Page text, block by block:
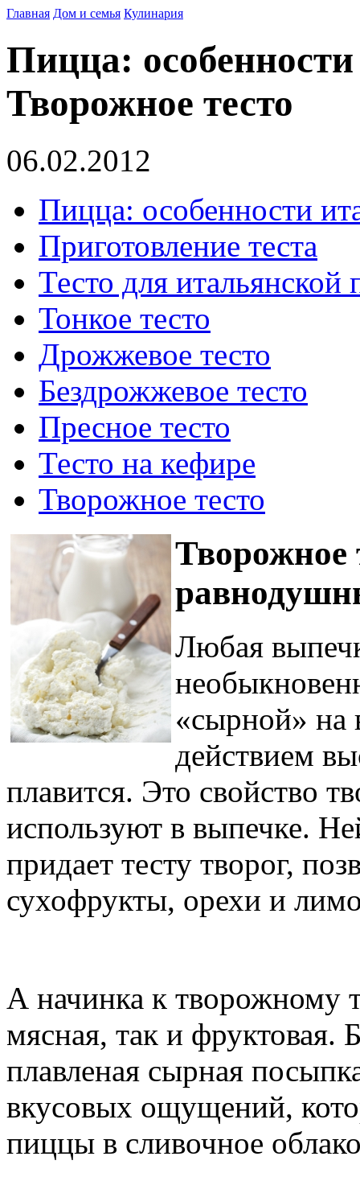
Главная Дом и семья Кулинария
Пицца:
Творожное тесто
06.02.2012
Пицца: особенности
Приготовление теста
Тесто для
Тонкое тесто
Дрожжевое тесто
Бездрожжевое тесто
Пресное тесто
Тесто на кефире
Творожное тесто
Творожное
Любая
«сырной» на
действием
плавится. Это свойство
используют в выпечке.
придает тесту творог,
сухофрукты, орехи и
А начинка к творожному
мясная, так и фруктовая.
плавленая сырная
вкусовых ощущений,
пиццы в сливочное